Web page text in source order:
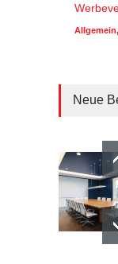
Allgemein,
Neue